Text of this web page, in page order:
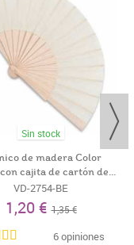
Sin stock
de madera Color
cajita de cartón de...
VD-2754-BE
1,20 €1,35 €
6 opiniones